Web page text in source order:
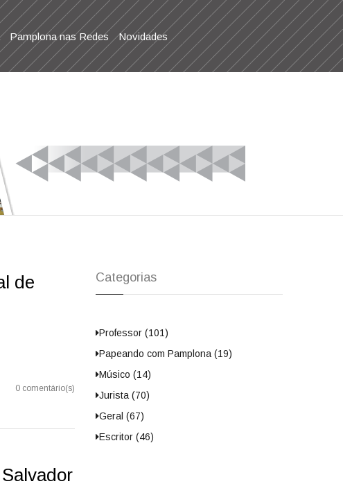
Pamplona nas Redes Novidades
de
0 comentário(s)
Categorias
Professor (101)
Papeando com Pamplona (19)
Músico (14)
Jurista (70)
Geral (67)
Escritor (46)